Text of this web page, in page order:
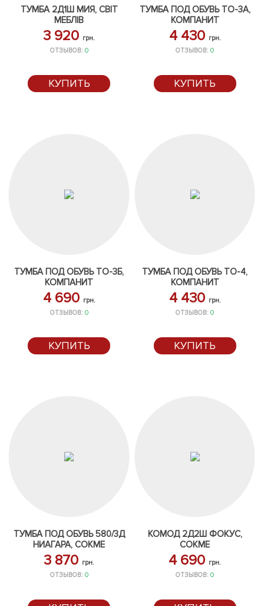
ТУМБА 2Д1Ш МИЯ, СВІТ
МЕБЛІВ
3 920 грн.
ОТЗЫВОВ: 0
КУПИТЬ
ТУМБА ПОД ОБУВЬ ТО-3А,
КОМПАНИТ
4 430 грн.
ОТЗЫВОВ:0
КУПИТЬ
ТУМБА ПОД ОБУВЬ ТО-3Б,
КОМПАНИТ
4 690 грн.
ОТЗЫВОВ: 0
КУПИТЬ
ТУМБА ПОД ОБУВЬ ТО-4,
КОМПАНИТ
4 430 грн.
ОТЗЫВОВ:0
КУПИТЬ
ТУМБА ПОД ОБУВЬ 580/3Д
НИАГАРА, СОКМЕ
3 870 грн.
ОТЗЫВОВ: 0
КОМОД 2Д2Ш ФОКУС,
СОКМЕ
4 690 грн.
ОТЗЫВОВ:0